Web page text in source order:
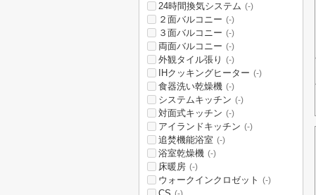
24時間換気システム (-)
２面バルコニー (-)
３面バルコニー (-)
両面バルコニー (-)
外観タイル張り (-)
IHクッキングヒーター (-)
食器洗い乾燥機 (-)
システムキッチン (-)
対面式キッチン (-)
アイランドキッチン (-)
追焚機能浴室 (-)
浴室乾燥機 (-)
床暖房 (-)
ウォークインクロゼット (-)